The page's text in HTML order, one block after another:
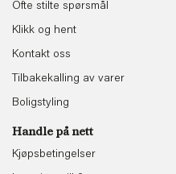
Ofte stilte spørsmål
Klikk og hent
Kontakt oss
Tilbakekalling av varer
Boligstyling
Handle på nett
Kjøpsbetingelser